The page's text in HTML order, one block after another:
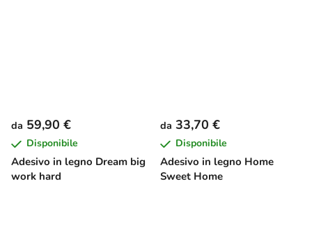
Adesivo in legno Dream big
work hard
da 59,90 €
Disponibile
Adesivo in legno Home
Sweet Home
da 33,70 €
Disponibile